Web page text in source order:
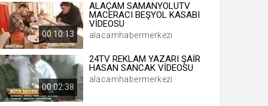
hale
bir
Türü
00:10:13
ALAÇAM SAMANYOLUTV
MACERACI BEŞYOL KASABI
VİDEOSU
alacamhabermerkezi
00:02:38
24TV REKLAM YAZARI ŞAİR
HASAN SANCAK VİDEOSU
alacamhabermerkezi